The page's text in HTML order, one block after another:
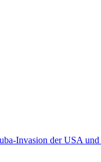
Invasion der USA